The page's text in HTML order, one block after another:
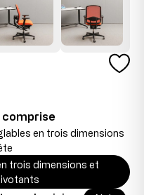
comprise
en trois dimensions
trois dimensions et